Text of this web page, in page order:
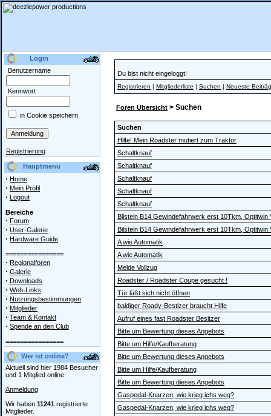
Login
Benutzername
Kennwort
in Cookie speichern
Registrierung
Hauptmenü
· Home
· Mein Profil
· Logout
Bereiche
· Forum
· User-Galerie
· Hardware Guide
================
· Regionalforen
· Galerie
· Downloads
· Web-Links
· Nutzungsbestimmungen
· Mitglieder
· Team & Kontakt
· Spende an den Club
================
Wer ist online?
Aktuell sind hier 1984 Besucher
und 1 Mitglied online.
Anmeldung
Wir haben 11241 registrierte
Mitglieder.
Du bist nicht eingeloggt!
Registrieren | Mitgliederliste | Suchen | Neueste
Foren Übersicht > Suchen
Suchen
Hilfe! Mein Roadster mutiert zum Traktor
Schaltknauf
Schaltknauf
Schaltknauf
Schaltknauf
Schaltknauf
Bilstein B14 Gewindefahrwerk erst 10Tkm, Optitwin
Bilstein B14 Gewindefahrwerk erst 10Tkm, Optitwin
A wie Automatik
A wie Automatik
Melde Vollzug
Roadster / Roadster Coupe gesucht !
Tür läßt sich nicht öffnen
baldiger Roady-Bestizer braucht Hilfe
Aufruf eines fast Roadster Besitzer
Bitte um Bewertung dieses Angebots
Bitte um Hilfe/Kaufberatung
Bitte um Bewertung dieses Angebots
Bitte um Hilfe/Kaufberatung
Bitte um Bewertung dieses Angebots
Gaspedal-Knarzen, wie krieg ichs weg?
Gaspedal-Knarzen, wie krieg ichs weg?